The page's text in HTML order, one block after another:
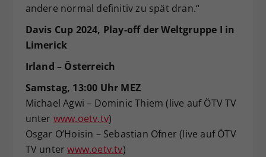
andere normal definitiv zu spät dran.“
Davis Cup 2024, Play-off der Weltgruppe I in
Limerick
Irland – Österreich
Samstag, 13:00 Uhr MEZ
Michael Agwi – Dominic Thiem (live auf ÖTV TV
unter www.oetv.tv)
Osgar O’Hoisin – Sebastian Ofner (live auf ÖTV
TV unterwww.oetv.tv)